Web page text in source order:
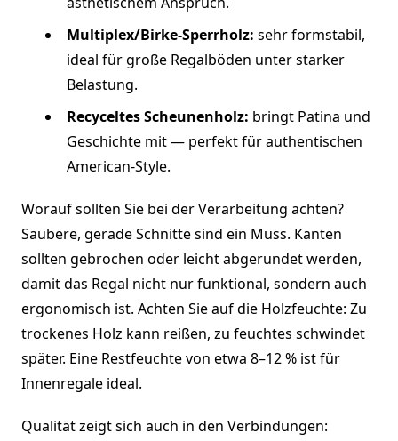
Multiplex/Birke-Sperrholz: sehr formstabil,
ideal für große Regalböden unter starker
Belastung.
Recyceltes Scheunenholz: bringt Patina und
Geschichte mit — perfekt für authentischen
American-Style.
Worauf sollten Sie bei der Verarbeitung achten?
Saubere, gerade Schnitte sind ein Muss. Kanten
sollten gebrochen oder leicht abgerundet werden,
damit das Regal nicht nur funktional, sondern auch
ergonomisch ist. Achten Sie auf die Holzfeuchte: Zu
trockenes Holz kann reißen, zu feuchtes schwindet
später. Eine Restfeuchte von etwa 8–12 % ist für
Innenregale ideal.
Qualität zeigt sich auch in den Verbindungen: